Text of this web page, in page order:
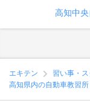
高知中
エキテン 習い事・
高知県内の自動車教習所